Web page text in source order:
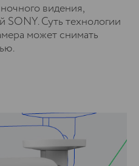
видения,
SONY. Суть технологии
может снимать